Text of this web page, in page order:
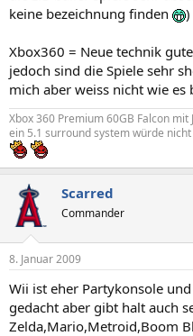
keine bezeichnung finden
)
Xbox360 = Neue technik
jedoch sind die Spiele sehr
mich aber weiss nicht wie es
Xbox 360 Premium 60GB Falcon mit
ein 5.1 surround system würde
Scarred
Commander
8. Januar 2009
Wii ist eher Partykonsole
gedacht aber gibt halt auch
Zelda,Mario,Metroid,Boom